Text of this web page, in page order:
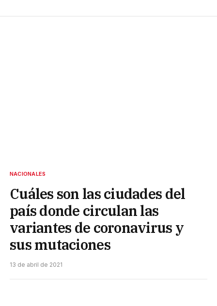
NACIONALES
Cuáles son las ciudades del
país donde circulan las
variantes de coronavirus y
sus mutaciones
13 de abril de 2021